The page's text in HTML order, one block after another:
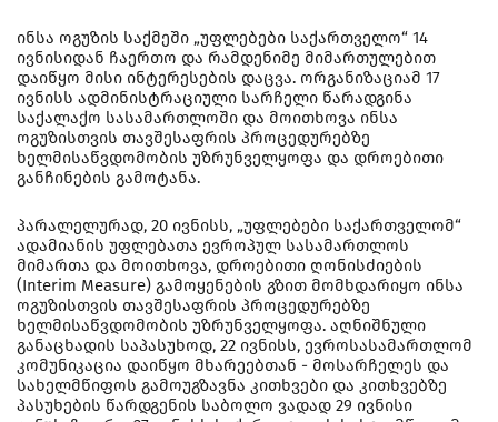
ინსა ოგუზის საქმეში „უფლებები საქართველო“ 14
ივნისიდან ჩაერთო და რამდენიმე მიმართულებით
დაიწყო მისი ინტერესების დაცვა. ორგანიზაციამ 17
ივნისს ადმინისტრაციული სარჩელი წარადგინა
საქალაქო სასამართლოში და მოითხოვა ინსა
ოგუზისთვის თავშესაფრის პროცედურებზე
ხელმისაწვდომობის უზრუნველყოფა და დროებითი
განჩინების გამოტანა.
პარალელურად, 20 ივნისს, „უფლებები საქართველომ“
ადამიანის უფლებათა ევროპულ სასამართლოს
მიმართა და მოითხოვა, დროებითი ღონისძიების
(Interim Measure) გამოყენების გზით მომხდარიყო ინსა
ოგუზისთვის თავშესაფრის პროცედურებზე
ხელმისაწვდომობის უზრუნველყოფა. აღნიშნული
განაცხადის საპასუხოდ, 22 ივნისს, ევროსასამართლომ
კომუნიკაცია დაიწყო მხარეებთან - მოსარჩელეს და
სახელმწიფოს გამოუგზავნა კითხვები და კითხვებზე
პასუხების წარდგენის საბოლო ვადად 29 ივნისი